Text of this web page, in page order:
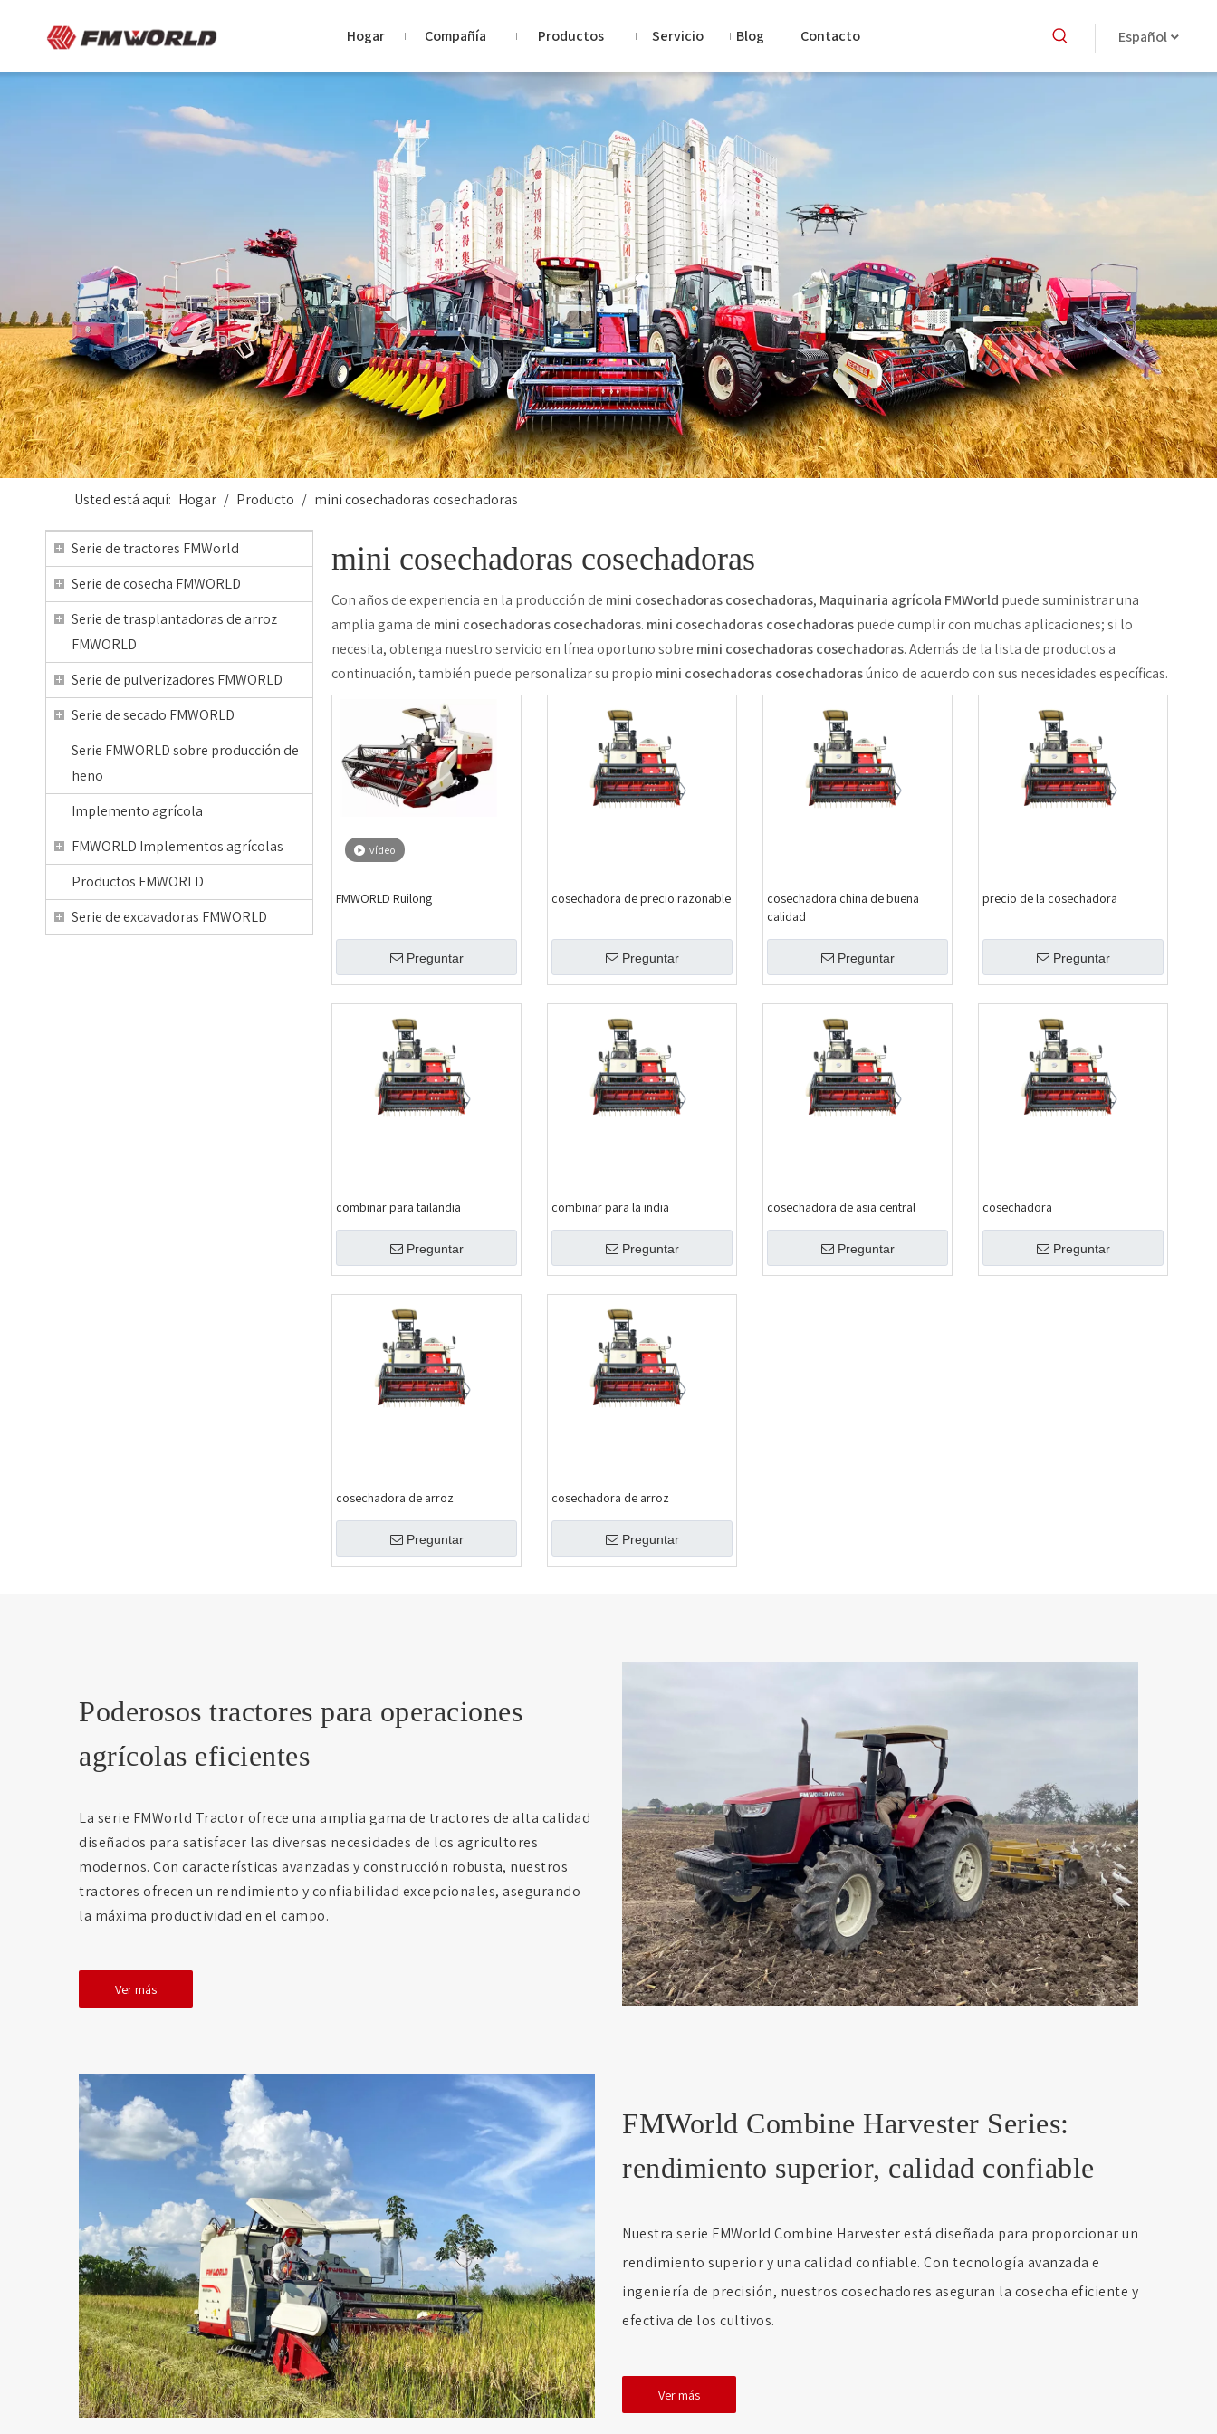
Hogar Compañía Productos Servicio Blog Contacto Español
Usted está aquí: Hogar / Producto / mini cosechadoras cosechadoras
Serie de tractores FMWorld
Serie de cosecha FMWORLD
Serie de trasplantadoras de arroz
FMWORLD
Serie de pulverizadores FMWORLD
Serie de secado FMWORLD
Serie FMWORLD sobre producción de
heno
Implemento agrícola
FMWORLD Implementos agrícolas
Productos FMWORLD
Serie de excavadoras FMWORLD
mini cosechadoras cosechadoras
Con años de experiencia en la producción de mini cosechadoras cosechadoras, Maquinaria agrícola FMWorld puede suministrar una
amplia gama de mini cosechadoras cosechadoras. mini cosechadoras cosechadoraspuede cumplir con muchas aplicaciones; si lo
necesita, obtenga nuestro servicio en línea oportuno sobre mini cosechadoras cosechadoras. Además de la lista de productos a
continuación, también puede personalizar su propio mini cosechadoras cosechadorasúnico de acuerdo con sus necesidades específicas.
vídeo
FMWORLD Ruilong
Preguntar
cosechadora de precio razonable
Preguntar
cosechadora china de buena
calidad
Preguntar
precio de la cosechadora
Preguntar
combinar para tailandia
Preguntar
combinar para la india
Preguntar
cosechadora de asia central
Preguntar
cosechadora
Preguntar
cosechadora de arroz
Preguntar
cosechadora de arroz
Preguntar
Poderosos tractores para operaciones
agrícolas eficientes
La serie FMWorld Tractor ofrece una amplia gama de tractores de alta calidad
diseñados para satisfacer las diversas necesidades de los agricultores
modernos. Con características avanzadas y construcción robusta, nuestros
tractores ofrecen un rendimiento y confiabilidad excepcionales, asegurando
la máxima productividad en el campo.
Ver más
FMWorld Combine Harvester Series:
rendimiento superior, calidad confiable
Nuestra serie FMWorld Combine Harvester está diseñada para proporcionar un
rendimiento superior y una calidad confiable. Con tecnología avanzada e
ingeniería de precisión, nuestros cosechadores aseguran la cosecha eficiente y
efectiva de los cultivos.
Ver más